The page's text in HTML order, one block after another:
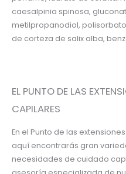
caesalpinia spinosa,
metilpropanodiol,
de corteza de salix alba,
EL PUNTO DE LAS
CAPILARES
En el Punto de las
aquí encontrarás gran
necesidades de cuidado